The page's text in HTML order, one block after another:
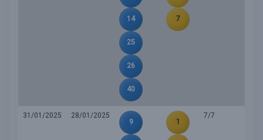
14
25
26
40
7
31/01/2025
28/01/2025
9
1
7/7